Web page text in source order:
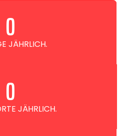
JÄHRLICH.
0
JÄHRLICH.
0